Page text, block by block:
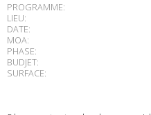
PROGRAMME:
LIEU:
DATE:
MOA:
PHASE:
BUDJET:
SURFACE: